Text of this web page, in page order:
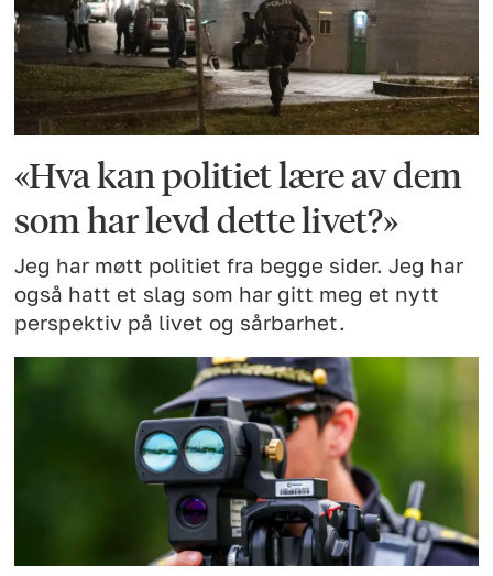
«Hva kan politiet lære av dem
som har levd dette livet?»
Jeg har møtt politiet fra begge sider. Jeg har
også hatt et slag som har gitt meg et nytt
perspektiv på livet og sårbarhet.